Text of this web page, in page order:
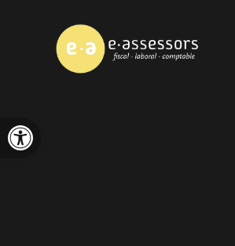
Abrir barra de herramientas